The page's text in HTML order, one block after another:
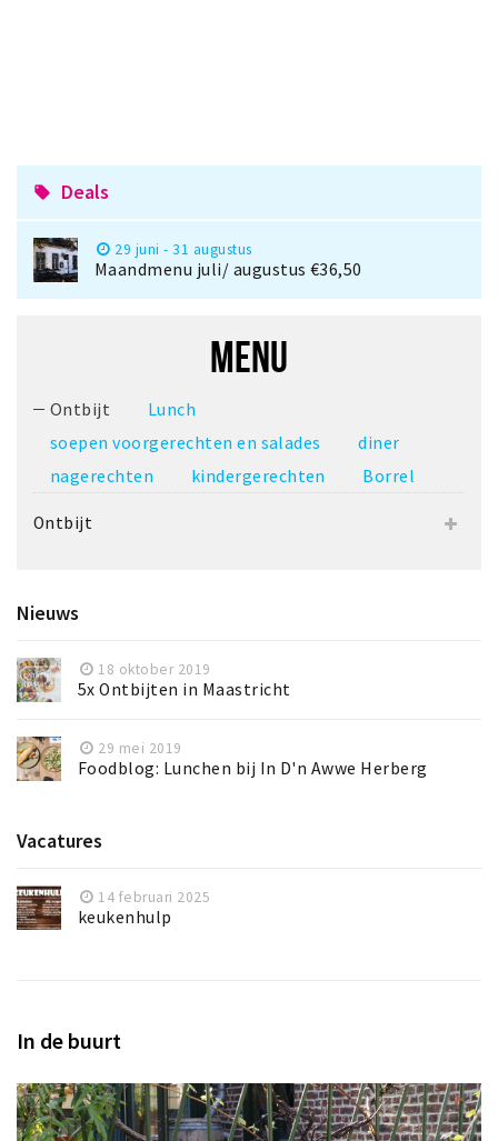
local_offer Deals
29 juni - 31 augustus
Maandmenu juli/ augustus €36,50
MENU
Ontbijt
Lunch
soepen voorgerechten en salades
diner
nagerechten
kindergerechten Borrel
Ontbijt
Nieuws
18 oktober 2019
5x Ontbijten in Maastricht
29 mei 2019
Foodblog: Lunchen bij In D'n Awwe Herberg
Vacatures
14 februari 2025
keukenhulp
In de buurt